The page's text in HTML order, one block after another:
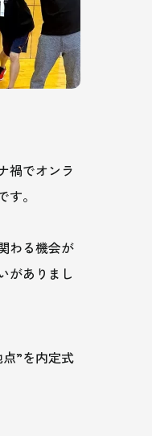
禍でオンラ
す。
わる機会が
がありまし
”を内定式